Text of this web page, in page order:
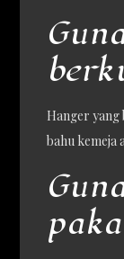
Hanger
bahu kemeja